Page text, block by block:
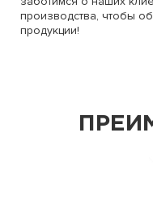
производства, чтобы
продукции!